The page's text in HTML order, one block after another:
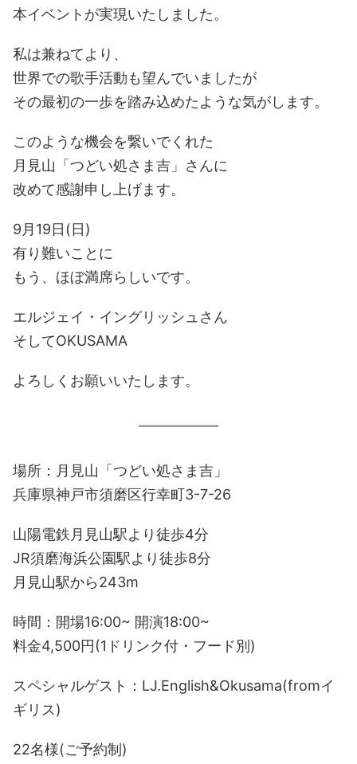
本イベントが実現いたしました。
私は兼ねてより、
世界での歌手活動も望んでいましたが
その最初の一歩を踏み込めたような気がします。
このような機会を繋いでくれた
月見山「つどい処さま吉」さんに
改めて感謝申し上げます。
9月19日(日)
有り難いことに
もう、ほぼ満席らしいです。
エルジェイ・イングリッシュさん
そしてOKUSAMA
よろしくお願いいたします。
場所：月見山「つどい処さま吉」
兵庫県神戸市須磨区行幸町3-7-26
山陽電鉄月見山駅より徒歩4分
JR須磨海浜公園駅より徒歩8分
月見山駅から243m
時間：開場16:00~ 開演18:00~
料金4,500円(1ドリンク付・フード別)
スペシャルゲスト：LJ.English&Okusama(fromイ
ギリス)
22名様(ご予約制)